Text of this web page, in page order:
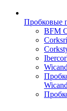
Пробковые
BFM